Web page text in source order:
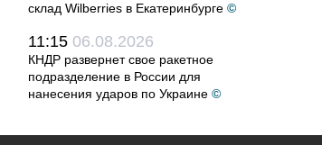
склад Wilberries в Екатеринбурге ©
11:15 06.08.2026
КНДР развернет свое ракетное
подразделение в России для
нанесения ударов по Украине ©